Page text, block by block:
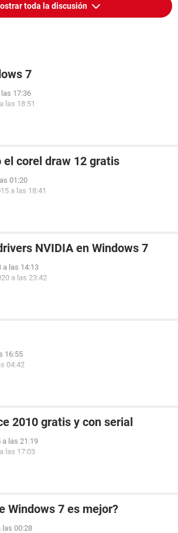
toda la discusión
7
17:36
las 18:51
el corel draw 12 gratis
01:20
a las 18:41
NVIDIA en Windows 7
a las 14:13
a las 23:42
16:55
04:42
2010 gratis y con serial
a las 21:19
las 17:03
Windows 7 es mejor?
las 00:28